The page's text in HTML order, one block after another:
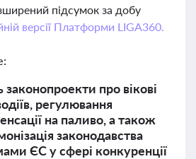
підсумок за добу
версії Платформи LIGA360.
законопроекти про вікові
регулювання
на паливо, а також
законодавства
ЄС у сфері конкуренції